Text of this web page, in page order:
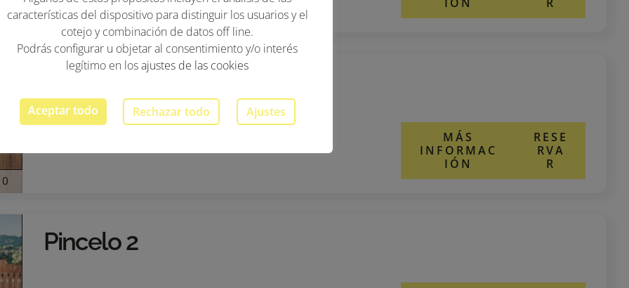
2
0
Pincelo 3
MÁS
INFORMAC
IÓN
RESE
RVA
R
Pincelo 2
características del dispositivo para distinguir los usuarios y el
cotejo y combinación de datos off line.
Podrás configurar u objetar al consentimiento y/o interés
legítimo en losajustes de las cookies
Aceptar todo Rechazar todo Ajustes